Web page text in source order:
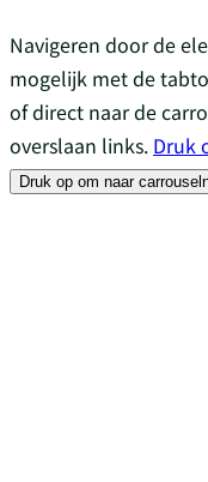
Navigeren door de
mogelijk met de
of direct naar de
overslaan links. Druk
Druk op om naar